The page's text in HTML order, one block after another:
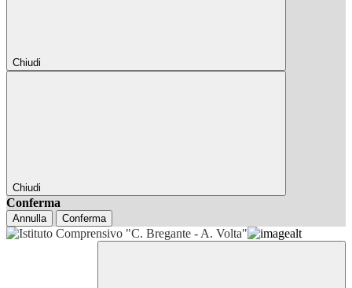
Chiudi
Chiudi
Conferma
Annulla Conferma